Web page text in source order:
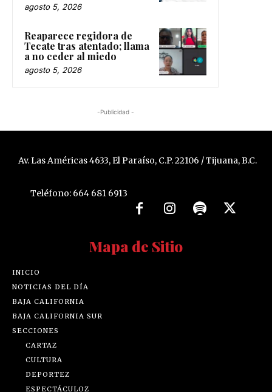
agosto 5, 2026
Reaparece regidora de
Tecate tras atentado; llama
a no ceder al miedo
agosto 5, 2026
-Publicidad -
Av. Las Américas 4633, El Paraíso, C.P. 22106 / Tijuana, B.C.
Teléfono: 664 681 6913
Mapa de Sitio
INICIO
NOTICIAS DEL DÍA
BAJA CALIFORNIA
BAJA CALIFORNIA SUR
SECCIONES
CARTAZ
CULTURA
DEPORTEZ
ESPECTÁCULOZ